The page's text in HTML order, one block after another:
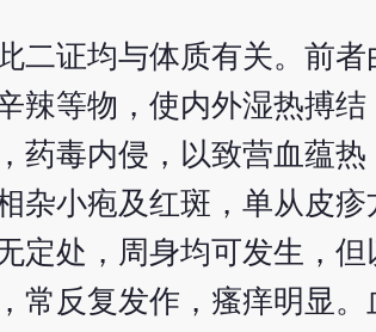
二证均与体质有关。前
辣等物，使内外湿热搏
药毒内侵，以致营血蕴
杂小疱及红斑，单从皮
定处，周身均可发生，
常反复发作，瘙痒明显